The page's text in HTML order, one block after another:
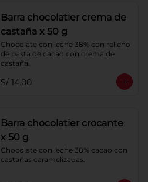
Barra chocolatier crema de
castaña x 50 g
Chocolate con leche 38% con relleno
de pasta de cacao con crema de
castaña.
S/ 14.00
Barra chocolatier crocante
x 50 g
Chocolate con leche 38% cacao con
castañas caramelizadas.